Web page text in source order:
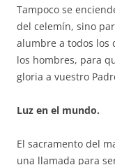
Tampoco se
del celemín, sino
alumbre a todos los
los hombres, para
gloria a vuestro
Luz en el mundo.
El sacramento del
una llamada para